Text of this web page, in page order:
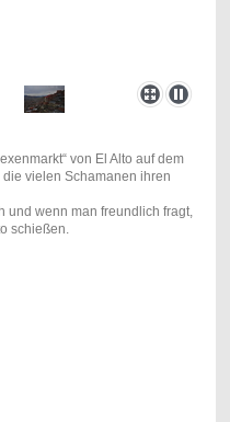
von El Alto auf dem
vielen Schamanen ihren
und wenn man freundlich fragt,
schießen.